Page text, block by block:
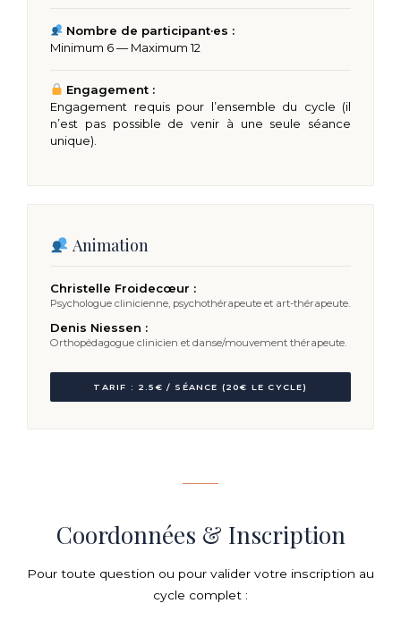
Nombre de participant·es :
Minimum 6 — Maximum 12
Engagement :
Engagement requis pour l’ensemble du cycle (il
n’est pas possible de venir à une seule séance
unique).
Animation
Christelle Froidecœur :
Psychologue clinicienne, psychothérapeute et art-thérapeute.
Denis Niessen :
Orthopédagogue clinicien et danse/mouvement thérapeute.
TARIF : 2.5€ / SÉANCE (20€ LE CYCLE)
Coordonnées & Inscription
Pour toute question ou pour valider votre inscription au
cycle complet :